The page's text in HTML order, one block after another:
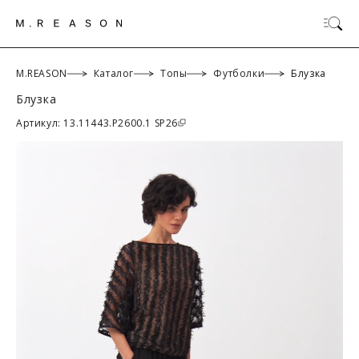
M.REASON Каталог Топы Футболки Блузка
Блузка
Артикул: 13.11443.P2600.1 SP26